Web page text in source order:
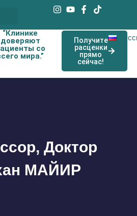
“Клинике
доверяют
со
мира.”
Получите
расценки
прямо
сейчас!
Доктор
МАЙИР